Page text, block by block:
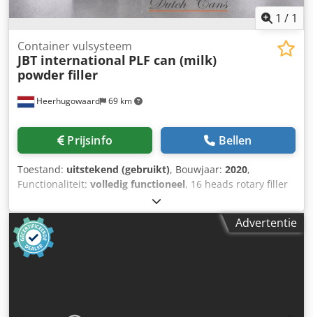
1 / 1
Heerhugowaard 69 km
Container vulsysteem
JBT international PLF can (milk)
powder filler
Prijsinfo Bellen
Toestand: uitstekend (gebruikt), Bouwjaar: 2020,
Functionaliteit: volledig functioneel, 16 heads rotary filler
with 2 checkweighers year: 2020 Dcodpfx Aozlhy Hjfwsk
Advertentie